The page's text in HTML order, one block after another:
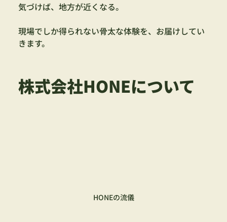
気づけば、地方が近くなる。
現場でしか得られない骨太な体験を、お届けしてい
きます。
株式会社HONEについて
HONEの流儀